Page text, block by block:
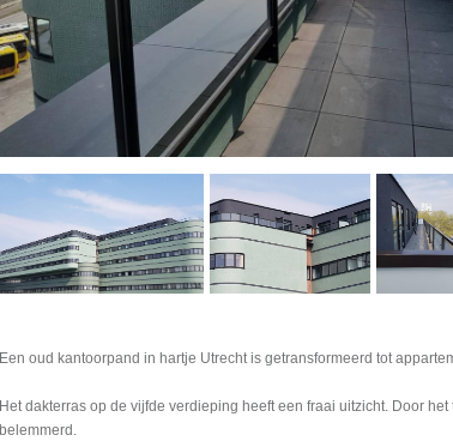
Een oud kantoorpand in hartje Utrecht is getransformeerd tot
Het dakterras op de vijfde verdieping heeft een fraai uitzicht. Door het
belemmerd.